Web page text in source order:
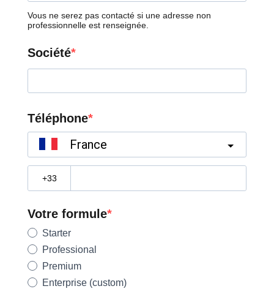
Vous ne serez pas contacté si une adresse non
professionnelle est renseignée.
Société
Téléphone
France
Votre formule
Starter
Professional
Premium
Enterprise (custom)